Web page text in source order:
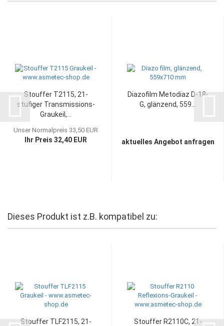
Stouffer T2115, 21-
stufiger Transmissions-
Graukeil,...
Unser Normalpreis 33,50 EUR
Ihr Preis 32,40 EUR
Diazofilm Metodiaz D-18-
G, glänzend, 559...
aktuelles Angebot anfragen
Dieses Produkt ist z.B. kompatibel zu:
Stouffer TLF2115, 21-
Stouffer R2110C, 21-